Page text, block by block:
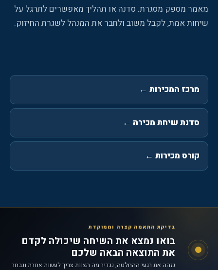
מאמר מספק מסגרת. סדנה או תהליך מאפשרים לתרגל על
שיחות אמת, לקבל משוב ולחבר את המנהל לשגרת החיזוק.
מרכז המכירות ←
סדנת שיחת מכירה ←
קורס מכירות ←
בדיקת התאמה קצרה וממוקדת
בואו נמצא את השיחה שיכולה לקדם
את התוצאה הבאה שלכם
נזהה את רגעי ההחלטה, נגדיר מה הצוות צריך לעשות אחרת ונבחר